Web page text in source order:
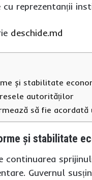
reprezentanții
deschide.md
și stabilitate
autorităților
să fie
și stabilitate
continuarea
Guvernul